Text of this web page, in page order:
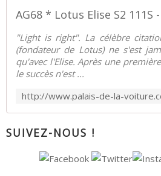
"Light is right". La célèbre
(fondateur de Lotus) ne s'est
qu'avec l'Elise. Après une
le succès n'est ...
SUIVEZ-NOUS !